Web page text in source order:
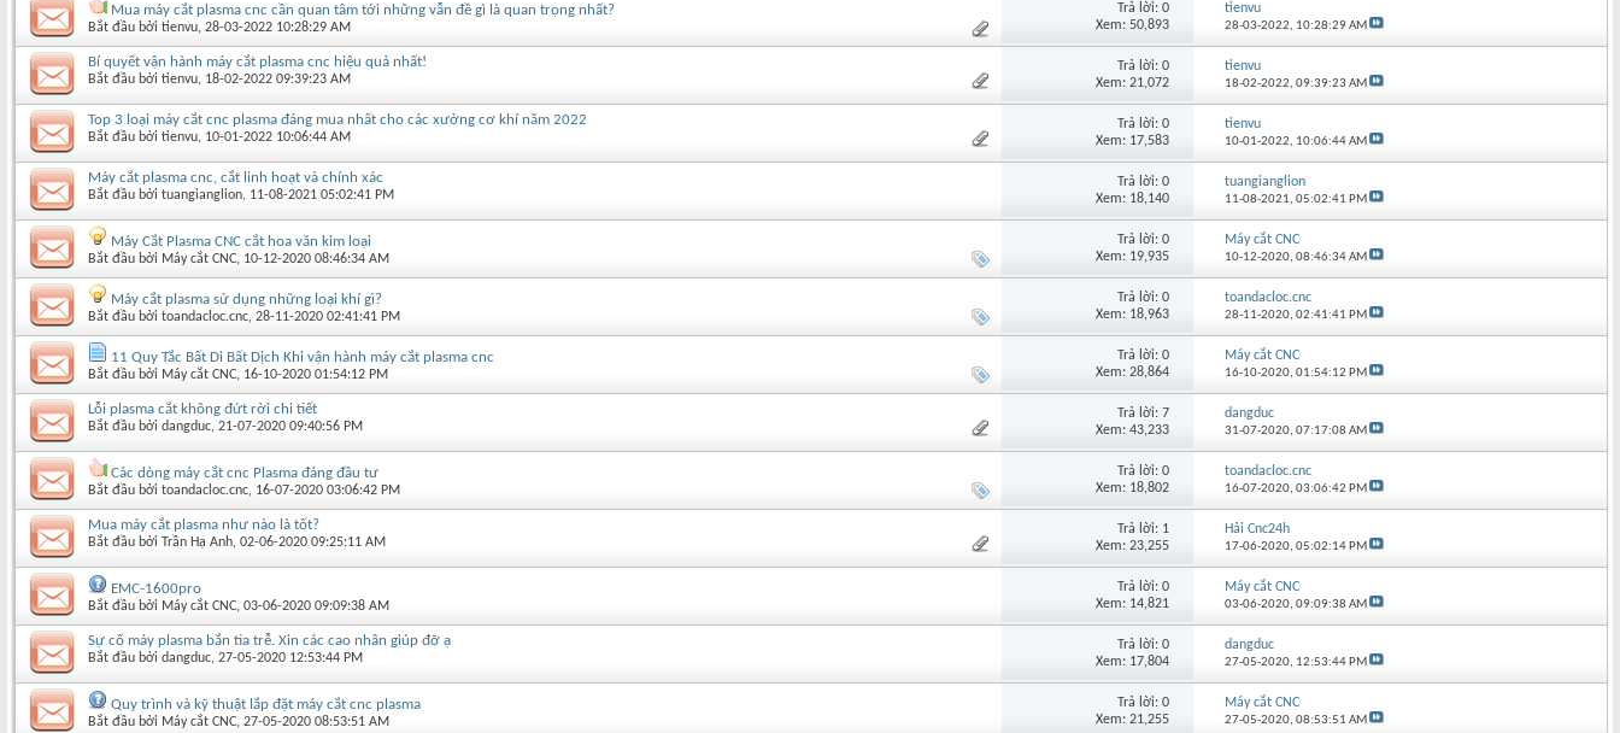
Mua máy cắt plasma cnc cần quan tâm tới những vẫn đề gì là quan trọng nhất?
Bắt đầu bởi tienvu‎, 28-03-2022 10:28:29 AM
Trả lời: 0
Xem: 50,893
tienvu
28-03-2022, 10:28:29 AM
Bí quyết vận hành máy cắt plasma cnc hiệu quả nhất!
Bắt đầu bởi tienvu‎, 18-02-2022 09:39:23 AM
Trả lời: 0
Xem: 21,072
tienvu
18-02-2022,09:39:23 AM
Top 3 loại máy cắt cnc plasma đáng mua nhất cho các xưởng cơ khí năm 2022
Bắt đầu bởi tienvu‎, 10-01-2022 10:06:44 AM
Trả lời: 0
Xem: 17,583
tienvu
10-01-2022, 10:06:44 AM
Máy cắt plasma cnc, cắt linh hoạt và chính xác
Bắt đầu bởi tuangianglion‎, 11-08-2021 05:02:41 PM
Trả lời: 0
Xem: 18,140
tuangianglion
11-08-2021,05:02:41 PM
Máy Cắt Plasma CNC cắt hoa văn kim loại
Bắt đầu bởi Máy cắt CNC‎, 10-12-2020 08:46:34 AM
Trả lời: 0
Xem: 19,935
Máy cắt CNC
10-12-2020,08:46:34 AM
Máy cắt plasma sử dụng những loại khí gì?
Bắt đầu bởi toandacloc.cnc‎, 28-11-2020 02:41:41 PM
Trả lời: 0
Xem: 18,963
toandacloc.cnc
28-11-2020,02:41:41 PM
11 Quy Tắc Bất Di Bất Dịch Khi vận hành máy cắt plasma cnc
Bắt đầu bởi Máy cắt CNC‎, 16-10-2020 01:54:12 PM
Trả lời: 0
Xem: 28,864
Máy cắt CNC
16-10-2020,01:54:12 PM
Lỗi plasma cắt không đứt rời chi tiết
Bắt đầu bởi dangduc‎, 21-07-2020 09:40:56 PM
Trả lời: 7
Xem: 43,233
dangduc
31-07-2020,07:17:08 AM
Các dòng máy cắt cnc Plasma đáng đầu tư
Bắt đầu bởi toandacloc.cnc‎, 16-07-2020 03:06:42 PM
Trả lời: 0
Xem: 18,802
toandacloc.cnc
16-07-2020,03:06:42 PM
Mua máy cắt plasma như nào là tốt?
Bắt đầu bởi Trần Hạ Anh‎, 02-06-2020 09:25:11 AM
Trả lời: 1
Xem: 23,255
Hải Cnc24h
17-06-2020,05:02:14 PM
EMC-1600pro
Bắt đầu bởi Máy cắt CNC‎, 03-06-2020 09:09:38 AM
Trả lời: 0
Xem: 14,821
Máy cắt CNC
03-06-2020,09:09:38 AM
Sự cố máy plasma bắn tia trễ. Xin các cao nhân giúp đỡ ạ
Bắt đầu bởi dangduc‎, 27-05-2020 12:53:44 PM
Trả lời: 0
Xem: 17,804
dangduc
27-05-2020, 12:53:44 PM
Quy trình và kỹ thuật lắp đặt máy cắt cnc plasma
Bắt đầu bởi Máy cắt CNC‎, 27-05-2020 08:53:51 AM
Trả lời: 0
Xem: 21,255
Máy cắt CNC
27-05-2020,08:53:51 AM